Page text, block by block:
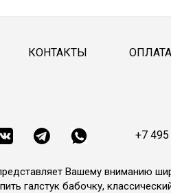
КОНТАКТЫ ОПЛАТА
+7
Вашему вниманию
галстук бабочку,